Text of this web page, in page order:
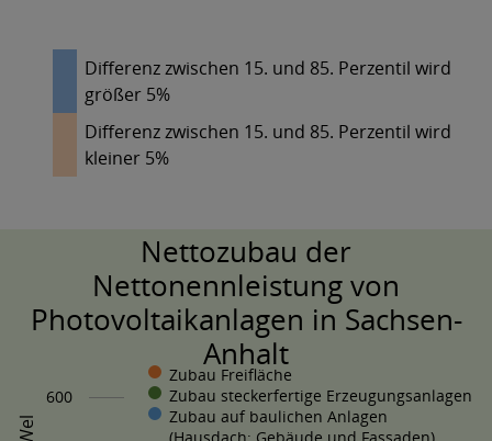
Differenz zwischen 15. und 85. Perzentil wird
größer 5%
Differenz zwischen 15. und 85. Perzentil wird
kleiner 5%